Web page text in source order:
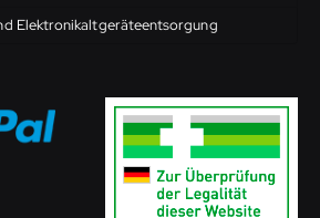
Elektronikaltgeräteentsorgung